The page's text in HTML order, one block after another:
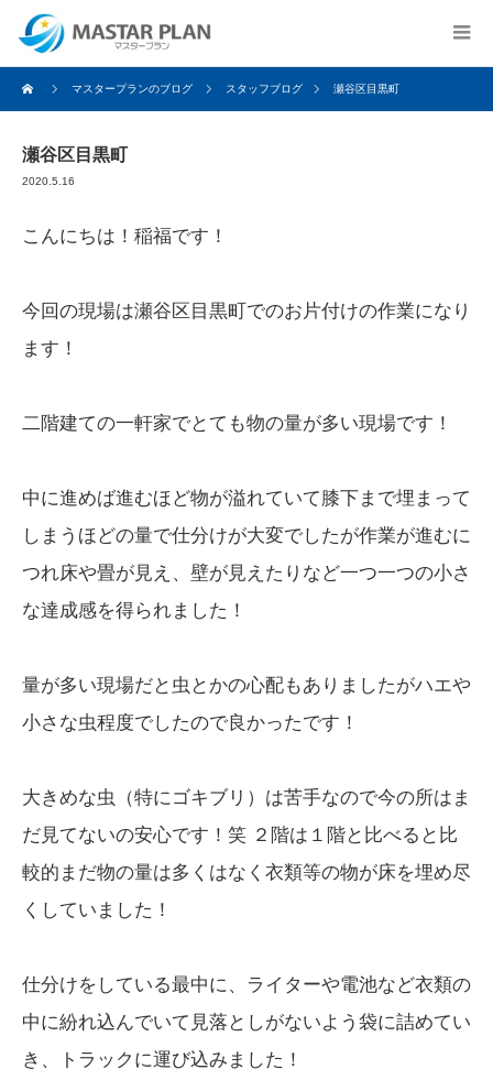
マスタープランのブログ スタッフブログ 瀬谷区目黒町
瀬谷区目黒町
2020.5.16
こんにちは！稲福です！
今回の現場は瀬谷区目黒町でのお片付けの作業になり
ます！
二階建ての一軒家でとても物の量が多い現場です！
中に進めば進むほど物が溢れていて膝下まで埋まって
しまうほどの量で仕分けが大変でしたが作業が進むに
つれ床や畳が見え、壁が見えたりなど一つ一つの小さ
な達成感を得られました！
量が多い現場だと虫とかの心配もありましたがハエや
小さな虫程度でしたので良かったです！
大きめな虫（特にゴキブリ）は苦手なので今の所はま
だ見てないの安心です！笑 ２階は１階と比べると比
較的まだ物の量は多くはなく衣類等の物が床を埋め尽
くしていました！
仕分けをしている最中に、ライターや電池など衣類の
中に紛れ込んでいて見落としがないよう袋に詰めてい
き、トラックに運び込みました！